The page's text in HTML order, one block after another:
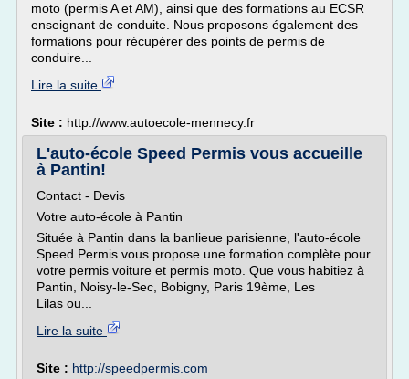
moto (permis A et AM), ainsi que des formations au ECSR
enseignant de conduite. Nous proposons également des
formations pour récupérer des points de permis de
conduire...
Lire la suite
Site : http://www.autoecole-mennecy.fr
L'auto-école Speed Permis vous accueille
à Pantin!
Contact - Devis
Votre auto-école à Pantin
Située à Pantin dans la banlieue parisienne, l'auto-école
Speed Permis vous propose une formation complète pour
votre permis voiture et permis moto. Que vous habitiez à
Pantin, Noisy-le-Sec, Bobigny, Paris 19ème, Les
Lilas ou...
Lire la suite
Site : http://speedpermis.com